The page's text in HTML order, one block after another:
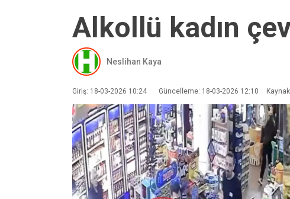
Alkollü kadın
Neslihan Kaya
Giriş: 18-03-2026 10:24 Güncelleme: 18-03-2026 12:10